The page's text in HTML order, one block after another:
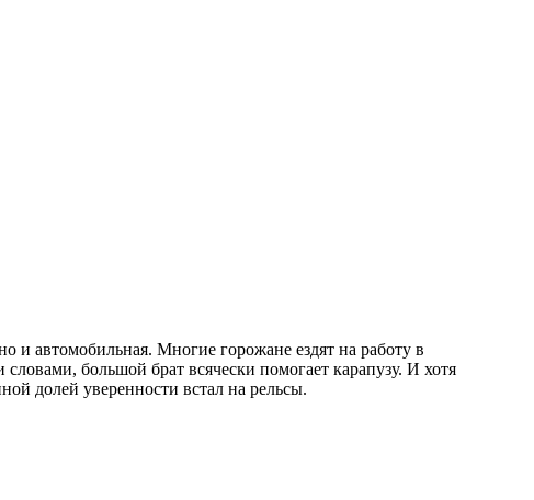
и автомобильная. Многие горожане ездят на работу в
большой брат всячески помогает карапузу. И хотя
долей уверенности встал на рельсы.